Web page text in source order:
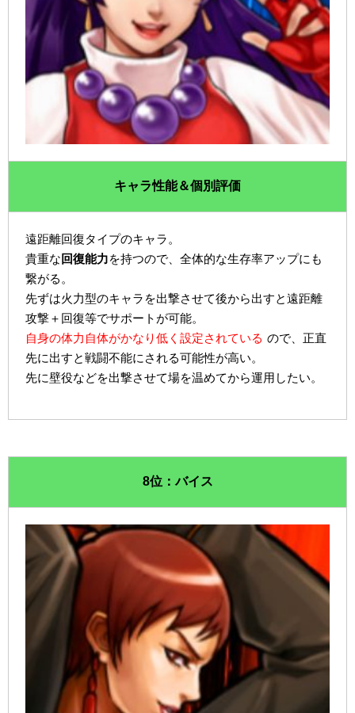
キャラ性能＆個別評価
遠距離回復タイプのキャラ。
貴重な 回復能力を持つので、全体的な生存率アップにも
繋がる。
先ずは火力型のキャラを出撃させて後から出すと遠距離
攻撃＋回復等でサポートが可能。
自身の体力自体がかなり低く設定されている ので、正直
先に出すと戦闘不能にされる可能性が高い。
先に壁役などを出撃させて場を温めてから運用したい。
8位：バイス